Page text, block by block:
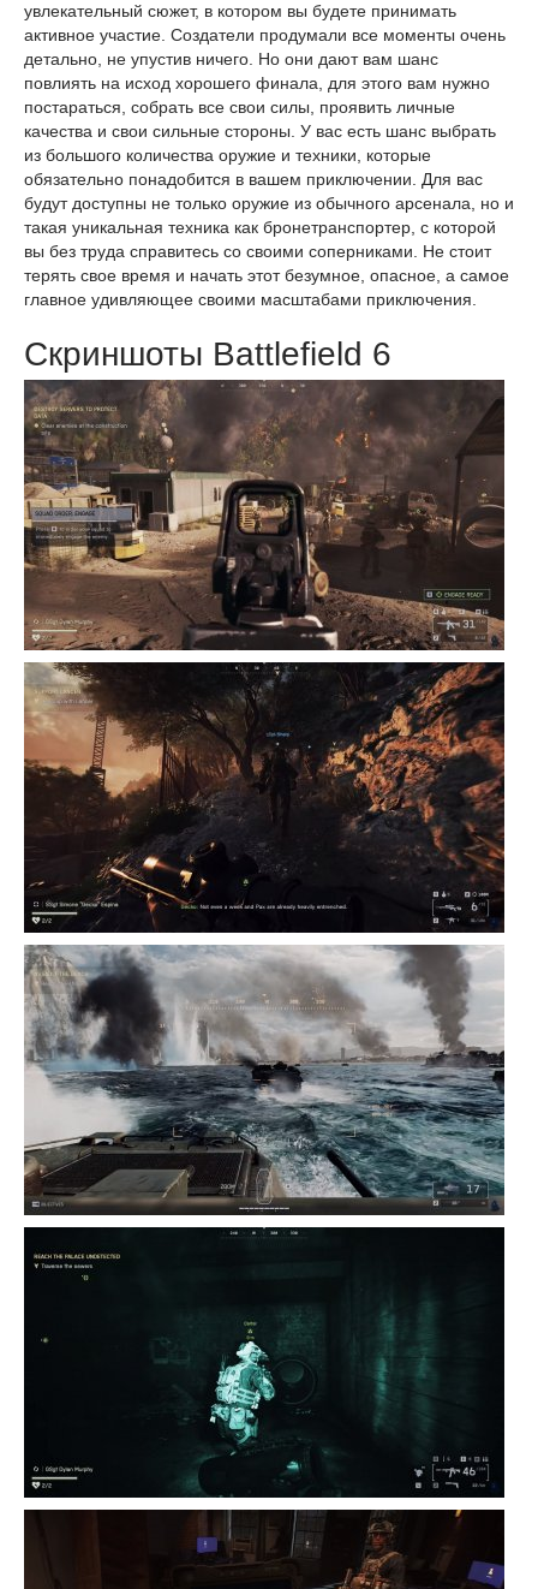
увлекательный сюжет, в котором вы будете принимать
активное участие. Создатели продумали все моменты очень
детально, не упустив ничего. Но они дают вам шанс
повлиять на исход хорошего финала, для этого вам нужно
постараться, собрать все свои силы, проявить личные
качества и свои сильные стороны. У вас есть шанс выбрать
из большого количества оружие и техники, которые
обязательно понадобится в вашем приключении. Для вас
будут доступны не только оружие из обычного арсенала, но и
такая уникальная техника как бронетранспортер, с которой
вы без труда справитесь со своими соперниками. Не стоит
терять свое время и начать этот безумное, опасное, а самое
главное удивляющее своими масштабами приключения.
Скриншоты Battlefield 6